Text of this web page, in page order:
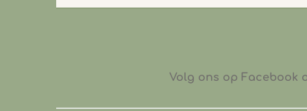
Volg ons op Facebook